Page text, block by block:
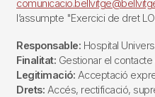
l’assumpte "Exercici de dret
Responsable: Hospital
Finalitat: Gestionar el
Legitimació: Acceptació
Drets: Accés, rectificació,